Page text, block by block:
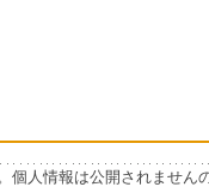
個人情報は公開されません